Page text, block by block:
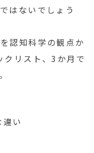
はないでしょう
認知科学の観点か
リスト、3か月で
い